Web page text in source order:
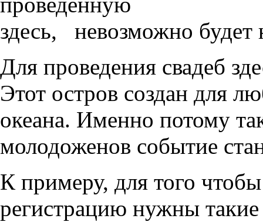
здесь, невозможно будет
Для проведения свадеб
Этот остров создан для
океана. Именно потому
молодоженов событие
К примеру, для того
регистрацию нужны